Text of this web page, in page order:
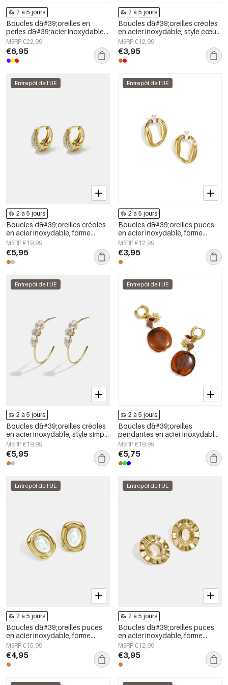
2 à 5 jours
Boucles d&#39;oreilles en
perles d&#39;acier inoxydable
en forme de cœur, collection
Daily Simple, bijoux pour
femmes
MSRP €22,99
€6,95
2 à 5 jours
Boucles d&#39;oreilles créoles
en acier inoxydable, style cœur,
collection Daily Simple, bijoux
pour femmes
MSRP €12,99
€3,95
Entrepôt de l'UE
2 à 5 jours
Boucles d&#39;oreilles créoles
en acier inoxydable, forme
irrégulière, collection Simple
Daily Simple, bijoux pour
femmes
MSRP €19,99
€5,95
Entrepôt de l'UE
2 à 5 jours
Boucles d&#39;oreilles puces
en acier inoxydable, forme
irrégulière, collection Simple
Daily Simple, bijoux pour
femmes
MSRP €12,99
€3,95
Entrepôt de l'UE
2 à 5 jours
Boucles d&#39;oreilles créoles
en acier inoxydable, style simple
et quotidien, collection de
bijoux pour femmes
MSRP €19,99
€5,95
Entrepôt de l'UE
2 à 5 jours
Boucles d&#39;oreilles
pendantes en acier inoxydable,
motif floral, collection Daily
Simple, bijoux pour femmes
MSRP €18,99
€5,75
Entrepôt de l'UE
2 à 5 jours
Boucles d&#39;oreilles puces
en acier inoxydable, forme
géométrique, collection simple
pour le quotidien, bijoux pour
femmes
MSRP €15,99
€4,95
Entrepôt de l'UE
2 à 5 jours
Boucles d&#39;oreilles puces
en acier inoxydable, forme
irrégulière, collection Simple
Daily Simple, bijoux pour
femmes
MSRP €12,99
€3,95